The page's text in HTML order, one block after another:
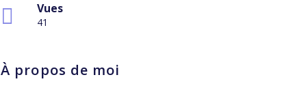
Vues
41
À propos de moi